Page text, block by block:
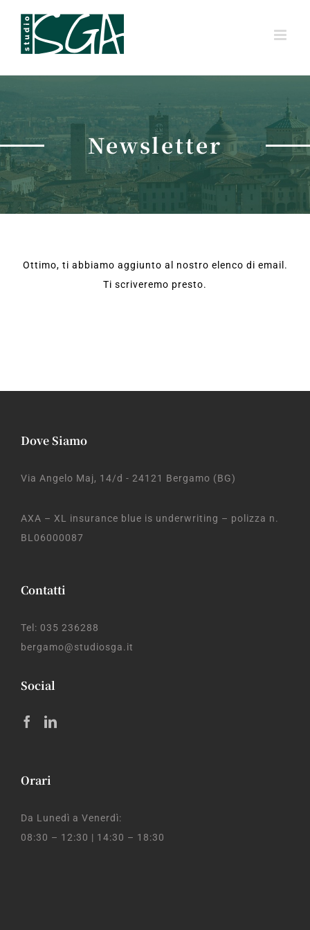
contenuto
Newsletter
Ottimo, ti abbiamo aggiunto al nostro elenco di email.
Ti scriveremo presto.
Dove Siamo
Via Angelo Maj, 14/d - 24121 Bergamo (BG)
AXA – XL insurance blue is underwriting – polizza n.
BL06000087
Contatti
Tel: 035 236288
bergamo@studiosga.it
Social
Orari
Da Lunedì a Venerdì:
08:30 – 12:30 | 14:30 – 18:30